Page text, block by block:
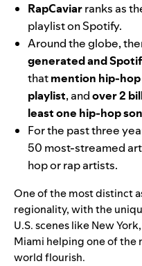
RapCaviarranks as
playlist on Spotify.
Around the globe,
generated and
thatmention hip-
playlist, andover 2
least one hip-hop
For the past three
50 most-streamed
hop or rap artists.
One of the most distinct
regionality, with the
U.S. scenes like New
Miami helping one of the
world flourish.